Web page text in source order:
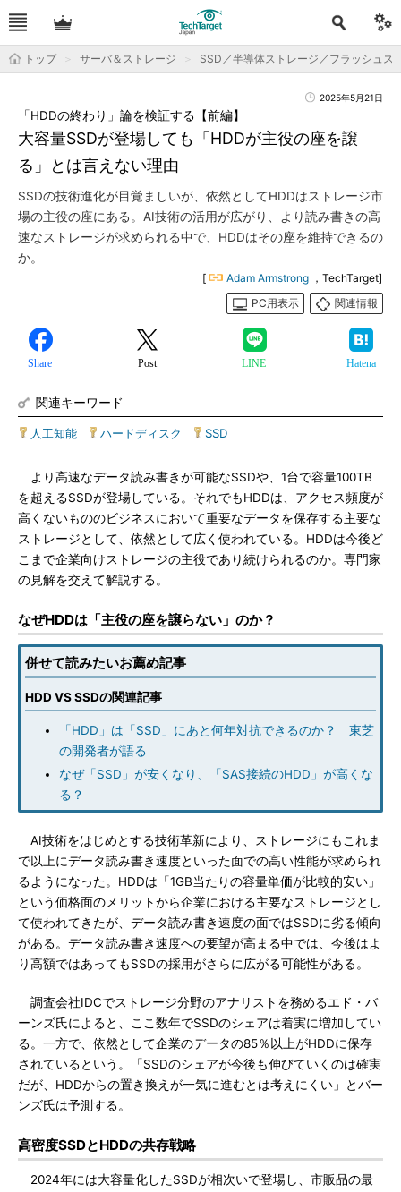
トップ サーバ＆ストレージ SSD／半導体ストレージ／フラッシュス
2025年5月21日
大容量SSDが登場しても「HDDが主役の座を譲
る」とは言えない理由
「HDDの終わり」論を検証する【前編】
SSDの技術進化が目覚ましいが、依然としてHDDはストレージ市
場の主役の座にある。AI技術の活用が広がり、より読み書きの高
速なストレージが求められる中で、HDDはその座を維持できるの
か。
[ Adam Armstrong ，TechTarget]
PC用表示
関連情報
Share Post LINE Hatena
関連キーワード
人工知能 ハードディスク SSD
より高速なデータ読み書きが可能なSSDや、1台で容量100TB
を超えるSSDが登場している。それでもHDDは、アクセス頻度が
高くないもののビジネスにおいて重要なデータを保存する主要な
ストレージとして、依然として広く使われている。HDDは今後ど
こまで企業向けストレージの主役であり続けられるのか。専門家
の見解を交えて解説する。
なぜHDDは「主役の座を譲らない」のか？
併せて読みたいお薦め記事
HDD VS SSDの関連記事
「HDD」は「SSD」にあと何年対抗できるのか？ 東芝
の開発者が語る
なぜ「SSD」が安くなり、「SAS接続のHDD」が高くな
る？
AI技術をはじめとする技術革新により、ストレージにもこれま
で以上にデータ読み書き速度といった面での高い性能が求められ
るようになった。HDDは「1GB当たりの容量単価が比較的安い」
という価格面のメリットから企業における主要なストレージとし
て使われてきたが、データ読み書き速度の面ではSSDに劣る傾向
がある。データ読み書き速度への要望が高まる中では、今後はよ
り高額ではあってもSSDの採用がさらに広がる可能性がある。
調査会社IDCでストレージ分野のアナリストを務めるエド・バ
ーンズ氏によると、ここ数年でSSDのシェアは着実に増加してい
る。一方で、依然として企業のデータの85％以上がHDDに保存
されているという。「SSDのシェアが今後も伸びていくのは確実
だが、HDDからの置き換えが一気に進むとは考えにくい」とバー
ンズ氏は予測する。
高密度SSDとHDDの共存戦略
2024年には大容量化したSSDが相次いで登場し、市販品の最